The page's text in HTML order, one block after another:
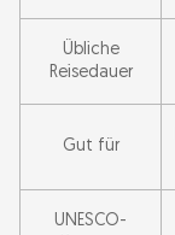
Übliche
Reisedauer
Gut für
UNESCO-